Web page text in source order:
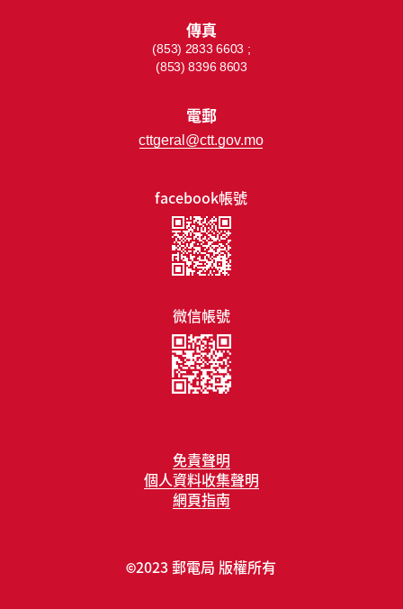
免責聲明
個人資料收集聲明
網頁指南
facebook帳號
微信帳號
傳真
(853) 2833 6603 ;
(853) 8396 8603
電郵
cttgeral@ctt.gov.mo
©2023 郵電局 版權所有